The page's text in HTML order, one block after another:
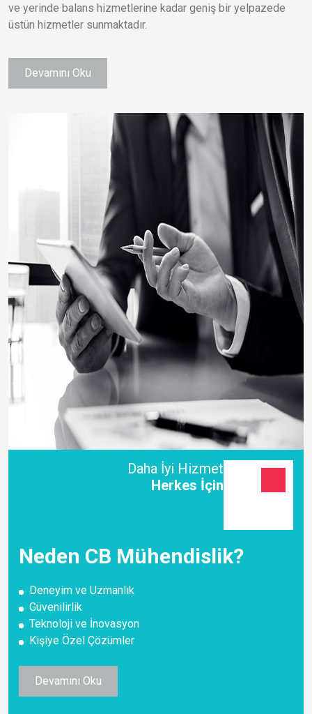
ve yerinde balans hizmetlerine kadar geniş bir yelpazede
üstün hizmetler sunmaktadır.
Devamını Oku
Daha İyi Hizmet
Herkes İçin
Neden CB Mühendislik?
Deneyim ve Uzmanlık
Güvenilirlik
Teknoloji ve İnovasyon
Kişiye Özel Çözümler
Devamını Oku